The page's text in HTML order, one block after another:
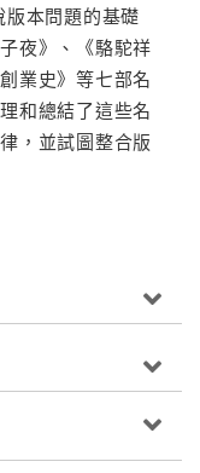
本問題的基礎
夜》、《駱駝祥
業史》等七部名
和總結了這些名
，並試圖整合版